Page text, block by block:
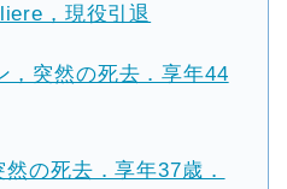
，現役引退
，突然の死去．享年44
の死去．享年37歳．